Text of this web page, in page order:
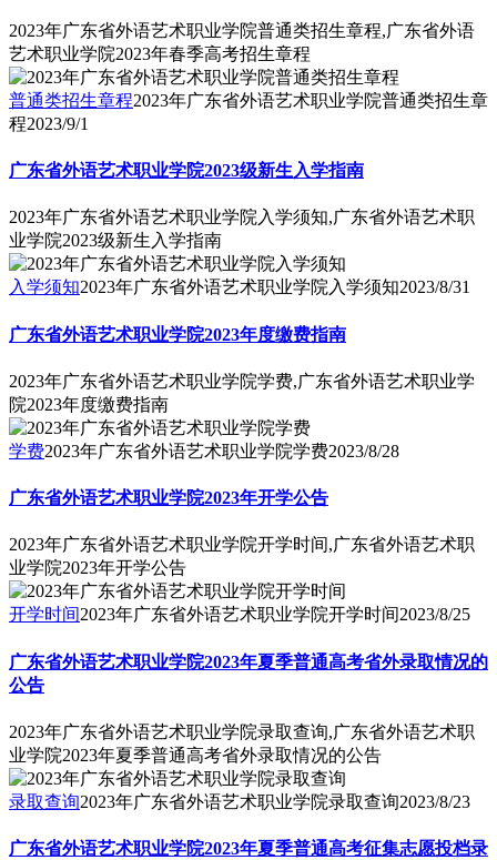
2023年广东省外语艺术职业学院普通类招生章程,广东省外语
艺术职业学院2023年春季高考招生章程
普通类招生章程2023年广东省外语艺术职业学院普通类招生章
程2023/9/1
广东省外语艺术职业学院2023级新生入学指南
2023年广东省外语艺术职业学院入学须知,广东省外语艺术职
业学院2023级新生入学指南
入学须知2023年广东省外语艺术职业学院入学须知2023/8/31
广东省外语艺术职业学院2023年度缴费指南
2023年广东省外语艺术职业学院学费,广东省外语艺术职业学
院2023年度缴费指南
学费2023年广东省外语艺术职业学院学费2023/8/28
广东省外语艺术职业学院2023年开学公告
2023年广东省外语艺术职业学院开学时间,广东省外语艺术职
业学院2023年开学公告
开学时间2023年广东省外语艺术职业学院开学时间2023/8/25
广东省外语艺术职业学院2023年夏季普通高考省外录取情况的
公告
2023年广东省外语艺术职业学院录取查询,广东省外语艺术职
业学院2023年夏季普通高考省外录取情况的公告
录取查询2023年广东省外语艺术职业学院录取查询2023/8/23
广东省外语艺术职业学院2023年夏季普通高考征集志愿投档录